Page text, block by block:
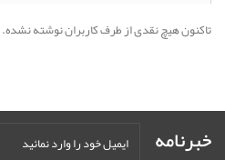
تاکنون هیچ نقدی از طرف کاربران نوشته نشده.
خبرنامه